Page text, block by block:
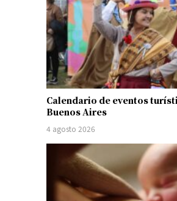
Calendario de eventos
Buenos Aires
4 agosto 2026